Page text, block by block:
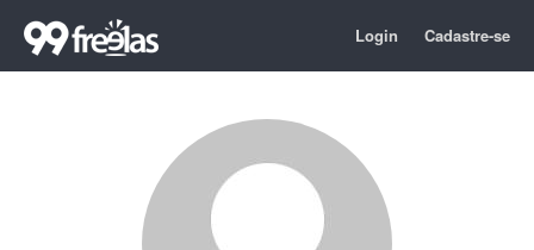
Login Cadastre-se